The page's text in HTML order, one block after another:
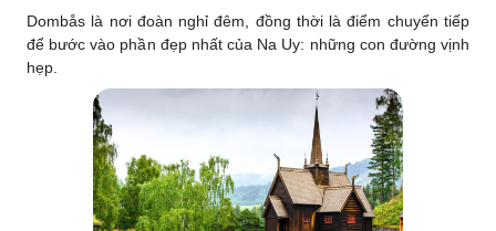
Dombås là nơi đoàn nghỉ đêm, đồng thời là điểm chuyển tiếp
để bước vào phần đẹp nhất của Na Uy: những con đường vịnh
hẹp.